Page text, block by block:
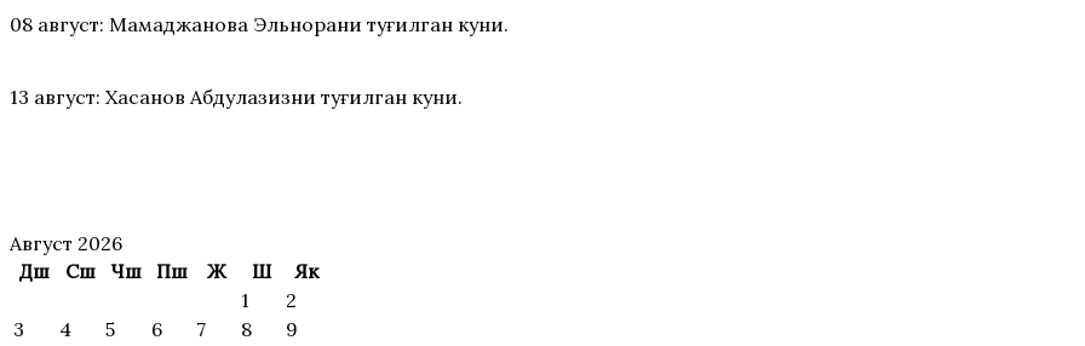
08 август: Мамаджанова Эльнорани туғилган куни.
13 август: Хасанов Абдулазизни туғилган куни.
Август 2026
Дш
Сш Чш Пш Ж Ш
Як
1
2
3
4 5 6 7 8
9